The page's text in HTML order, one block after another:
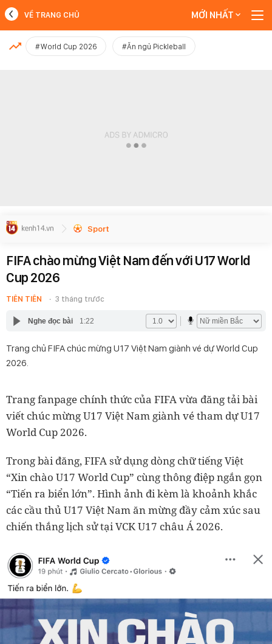
MỚI NHẤT
VỀ TRANG CHỦ MỚI NHẤT
#World Cup 2026 #Ăn ngủ Pickleball
Sport
FIFA chào mừng Việt Nam đến với U17 World
Cup 2026
TIÊN TIÊN 3 tháng trước
Nghe đọc bài 1:22
Trang chủ FIFA chúc mừng U17 Việt Nam giành vé dự World Cup
2026.
Trang fanpage chính thức của FIFA vừa đăng tải bài
viết chúc mừng U17 Việt Nam giành vé tham dự U17
World Cup 2026.
Trong bài đăng, FIFA sử dụng dòng chữ tiếng Việt
“Xin chào U17 World Cup” cùng thông điệp ngắn gọn
“Tiến ra biển lớn”. Hình ảnh đi kèm là khoảnh khắc
các cầu thủ U17 Việt Nam ăn mừng đầy cảm xúc sau
chiến thắng lịch sử tại VCK U17 châu Á 2026.